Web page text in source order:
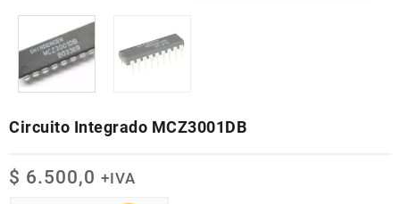
Circuito Integrado MCZ3001DB
$ 6.500,0 +IVA